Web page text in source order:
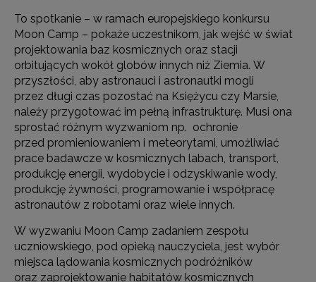
To spotkanie – w ramach europejskiego konkursu
Moon Camp – pokaże uczestnikom, jak wejść w świat
projektowania baz kosmicznych oraz stacji
orbitujących wokół globów innych niż Ziemia. W
przyszłości, aby astronauci i astronautki mogli
przez długi czas pozostać na Księżycu czy Marsie,
należy przygotować im pełną infrastrukturę. Musi ona
sprostać różnym wyzwaniom np. ochronie
przed promieniowaniem i meteorytami, umożliwiać
prace badawcze w kosmicznych labach, transport,
produkcję energii, wydobycie i odzyskiwanie wody,
produkcję żywności, programowanie i współpracę
astronautów z robotami oraz wiele innych.
W wyzwaniu Moon Camp zadaniem zespołu
uczniowskiego, pod opieką nauczyciela, jest wybór
miejsca lądowania kosmicznych podróżników
oraz zaprojektowanie habitatów kosmicznych